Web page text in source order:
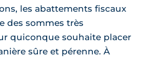
les abattements fiscaux
des sommes très
quiconque souhaite placer
sûre et pérenne. À